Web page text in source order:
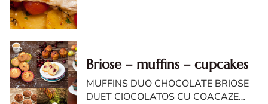
Briose – muffins – cupcakes
MUFFINS DUO CHOCOLATE BRIOSE
DUET CIOCOLATOS CU COACAZE